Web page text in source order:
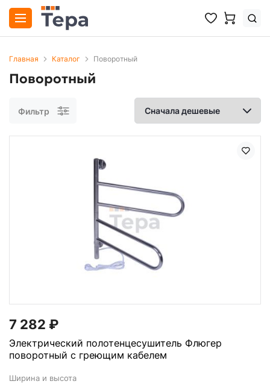
Главная Каталог Поворотный
Поворотный
Фильтр
7 282 ₽
Электрический полотенцесушитель Флюгер
поворотный с греющим кабелем
Ширина и высота